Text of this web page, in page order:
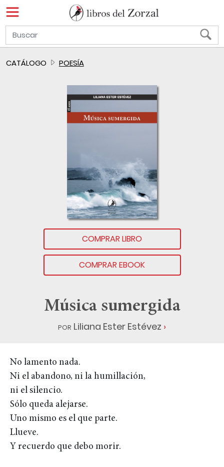
CATÁLOGO POESÍA
COMPRAR LIBRO
COMPRAR EBOOK
Música sumergida
por Liliana Ester Estévez
No lamento nada.
Ni el abandono, ni la humillación,
ni el silencio.
Sólo queda alejarse.
Uno mismo es el que parte.
Llueve.
Y recuerdo que debo morir.